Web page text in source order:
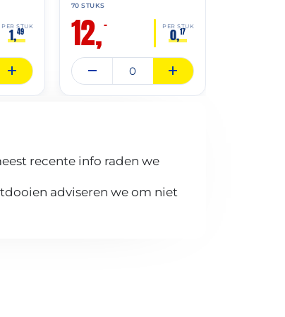
PER STUK
1,49
70 STUKS
12,– PER STUK
0,17
recente info raden we
adviseren we om niet